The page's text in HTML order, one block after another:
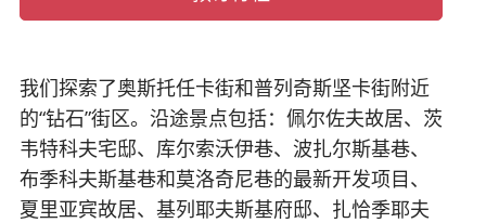
我们探索了奥斯托任卡街和普列奇斯坚卡街附近
的“钻石”街区。沿途景点包括：佩尔佐夫故居、茨
韦特科夫宅邸、库尔索沃伊巷、波扎尔斯基巷、
布季科夫斯基巷和莫洛奇尼巷的最新开发项目、
夏里亚宾故居、基列耶夫斯基府邸、扎恰季耶夫